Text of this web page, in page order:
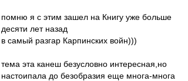
помню я с этим зашел на Книгу уже больше
десяти лет назад
в самый разгар Карпинских войн)))
тема эта канеш безусловно интересная,но
настоипала до безобразия еще многа-многа